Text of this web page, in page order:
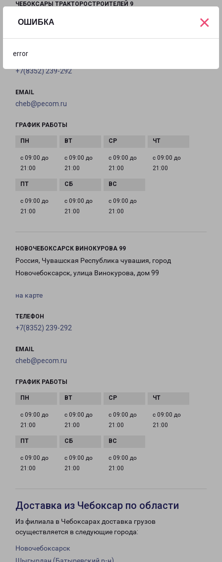
ОШИБКА
error
×
ЧЕБОКСАРЫ ТРАКТОРОСТРОИТЕЛЕЙ 9
на карте
+7(8352) 239-292
EMAIL
cheb@pecom.ru
ГРАФИК РАБОТЫ
с 09:00 до
21:00
с 09:00 до
21:00
с 09:00 до
21:00
с 09:00 до
21:00
с 09:00 до
21:00
с 09:00 до
21:00
с 09:00 до
21:00
НОВОЧЕБОКСАРСК ВИНОКУРОВА 99
Россия, Чувашская Республика чувашия, город
Новочебоксарск, улица Винокурова, дом 99
на карте
ТЕЛЕФОН
+7(8352) 239-292
EMAIL
cheb@pecom.ru
ГРАФИК РАБОТЫ
с 09:00 до
21:00
с 09:00 до
21:00
с 09:00 до
21:00
с 09:00 до
21:00
с 09:00 до
21:00
с 09:00 до
21:00
с 09:00 до
21:00
Доставка из Чебоксар по области
Из филиала в Чебоксарах доставка грузов
осуществляется в следующие города:
Новочебоксарск